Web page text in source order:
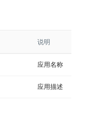
说明
应用名称
应用描述